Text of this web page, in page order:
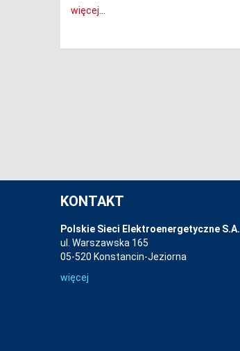
więcej...
KONTAKT
Polskie Sieci Elektroenergetyczne S.A.
ul. Warszawska 165
05-520 Konstancin-Jeziorna
więcej